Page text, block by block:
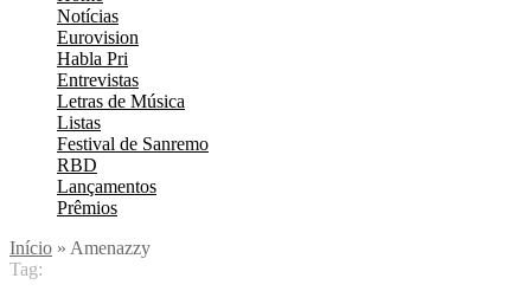
Notícias
Eurovision
Habla Pri
Entrevistas
Letras de Música
Listas
Festival de Sanremo
RBD
Lançamentos
Prêmios
Início » Amenazzy
Tag: